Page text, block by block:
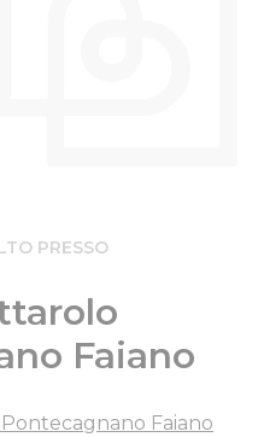
PRESSO
Faiano
Faiano